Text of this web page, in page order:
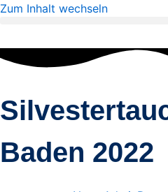
Zum Inhalt wechseln
Baden 2022